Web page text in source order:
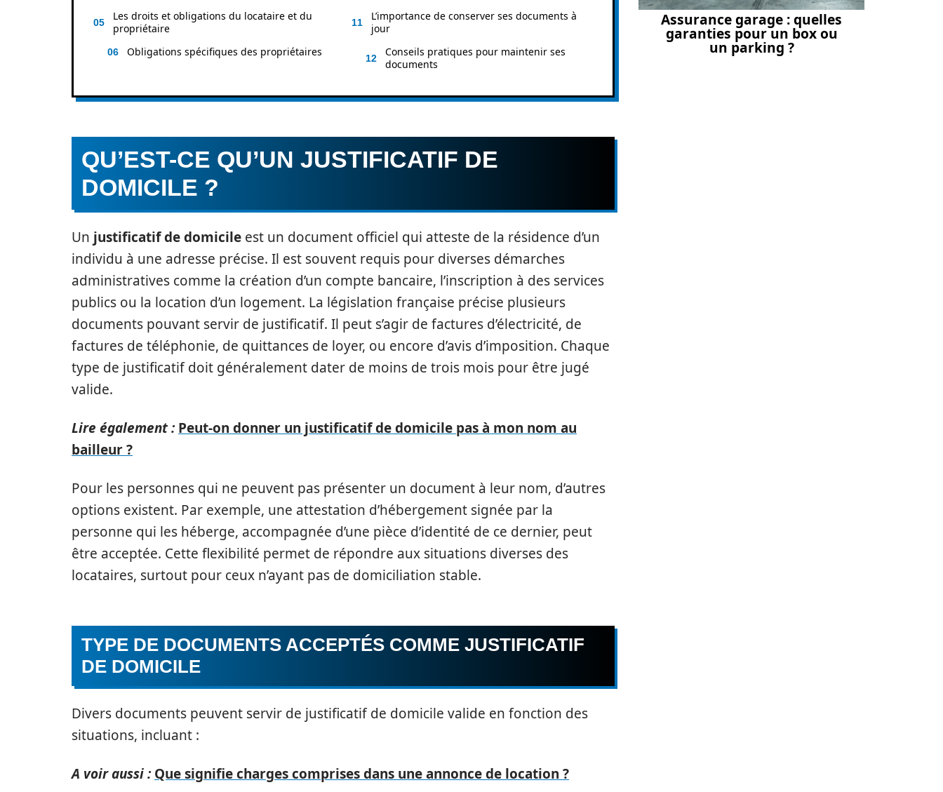
Les droits et obligations du locataire et du
propriétaire
Obligations spécifiques des propriétaires
L’importance de conserver ses documents à
jour
Conseils pratiques pour maintenir ses
documents
QU’EST-CE QU’UN JUSTIFICATIF DE
DOMICILE ?
Un justificatif de domicile est un document officiel qui atteste de la résidence d’un
individu à une adresse précise. Il est souvent requis pour diverses démarches
administratives comme la création d’un compte bancaire, l’inscription à des services
publics ou la location d’un logement. La législation française précise plusieurs
documents pouvant servir de justificatif. Il peut s’agir de factures d’électricité, de
factures de téléphonie, de quittances de loyer, ou encore d’avis d’imposition. Chaque
type de justificatif doit généralement dater de moins de trois mois pour être jugé
valide.
Lire également : Peut-on donner un justificatif de domicile pas à mon nom au
bailleur ?
Pour les personnes qui ne peuvent pas présenter un document à leur nom, d’autres
options existent. Par exemple, une attestation d’hébergement signée par la
personne qui les héberge, accompagnée d’une pièce d’identité de ce dernier, peut
être acceptée. Cette flexibilité permet de répondre aux situations diverses des
locataires, surtout pour ceux n’ayant pas de domiciliation stable.
TYPE DE DOCUMENTS ACCEPTÉS COMME JUSTIFICATIF
DE DOMICILE
Divers documents peuvent servir de justificatif de domicile valide en fonction des
situations, incluant :
A voir aussi : Que signifie charges comprises dans une annonce de location ?
Assurance garage : quelles
garanties pour un box ou
un parking ?